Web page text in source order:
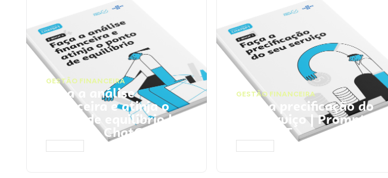
GESTÃO FINANCEIRA
Faça a análise
financeira e atinja o
ponto de equilíbrio |
Prompts ChatGPT
GESTÃO FINANCEIRA
Faça a precificação do
seu serviço | Prompts
ChatGPT